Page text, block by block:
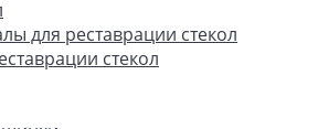
для реставрации стекол
стекол